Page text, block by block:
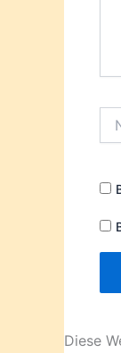
Diese